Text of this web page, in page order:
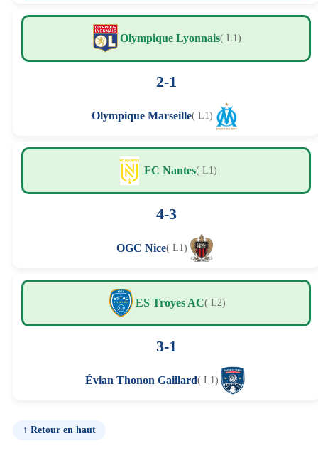
Olympique Lyonnais( L1)
2-1
Olympique Marseille( L1)
FC Nantes( L1)
4-3
OGC Nice( L1)
ES Troyes AC( L2)
3-1
Évian Thonon Gaillard( L1)
↑ Retour en haut